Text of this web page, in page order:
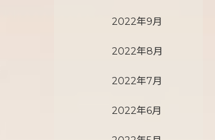
2022年9月
2022年8月
2022年7月
2022年6月